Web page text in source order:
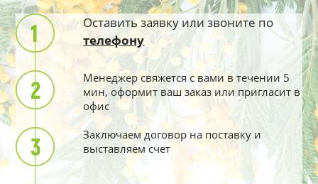
Оставить заявку или звоните по
телефону
Менеджер свяжется с вами в течении 5
мин, оформит ваш заказ или пригласит в
офис
Заключаем договор на поставку и
выставляем счет